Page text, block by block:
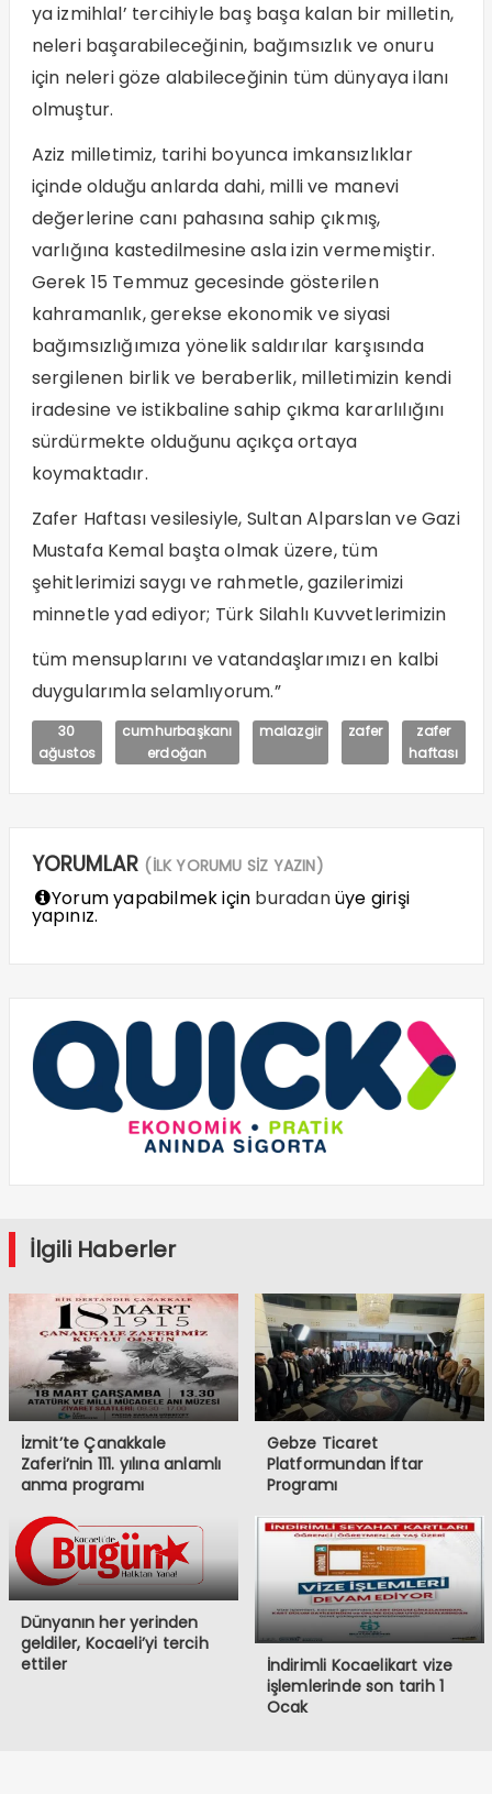
ya izmihlal’ tercihiyle baş başa kalan bir milletin,
neleri başarabileceğinin, bağımsızlık ve onuru
için neleri göze alabileceğinin tüm dünyaya ilanı
olmuştur.
Aziz milletimiz, tarihi boyunca imkansızlıklar
içinde olduğu anlarda dahi, milli ve manevi
değerlerine canı pahasına sahip çıkmış,
varlığına kastedilmesine asla izin vermemiştir.
Gerek 15 Temmuz gecesinde gösterilen
kahramanlık, gerekse ekonomik ve siyasi
bağımsızlığımıza yönelik saldırılar karşısında
sergilenen birlik ve beraberlik, milletimizin kendi
iradesine ve istikbaline sahip çıkma kararlılığını
sürdürmekte olduğunu açıkça ortaya
koymaktadır.
Zafer Haftası vesilesiyle, Sultan Alparslan ve Gazi
Mustafa Kemal başta olmak üzere, tüm
şehitlerimizi saygı ve rahmetle, gazilerimizi
minnetle yad ediyor; Türk Silahlı Kuvvetlerimizin
tüm mensuplarını ve vatandaşlarımızı en kalbi
duygularımla selamlıyorum.”
30
ağustos
cumhurbaşkanı
erdoğan
malazgir zafer
zafer
haftası
YORUMLAR (İLK YORUMU SİZ YAZIN)
Yorum yapabilmek için buradanüye girişi
yapınız.
İlgili Haberler
İzmit’te Çanakkale
Zaferi’nin 111. yılına anlamlı
anma programı
Gebze Ticaret
Platformundan İftar
Programı
Dünyanın her yerinden
geldiler, Kocaeli’yi tercih
ettiler
İndirimli Kocaelikart vize
işlemlerinde son tarih 1
Ocak